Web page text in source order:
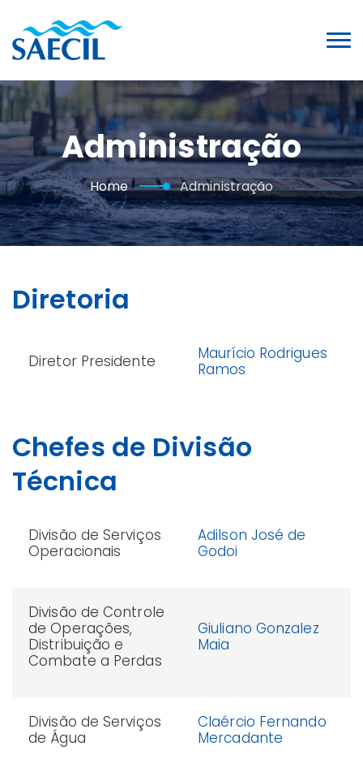
Administração
Home Administração
Diretoria
Diretor Presidente
Maurício Rodrigues
Ramos
Chefes de Divisão
Técnica
Divisão de Serviços
Operacionais
Adilson José de
Godoi
Divisão de Controle
de Operações,
Distribuição e
Combate a Perdas
Giuliano Gonzalez
Maia
Divisão de Serviços
de Água
Claércio Fernando
Mercadante